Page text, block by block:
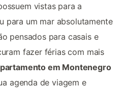
vistas para a
para um mar absolutamente
pensados para casais e
fazer férias com mais
em Montenegro
agenda de viagem e